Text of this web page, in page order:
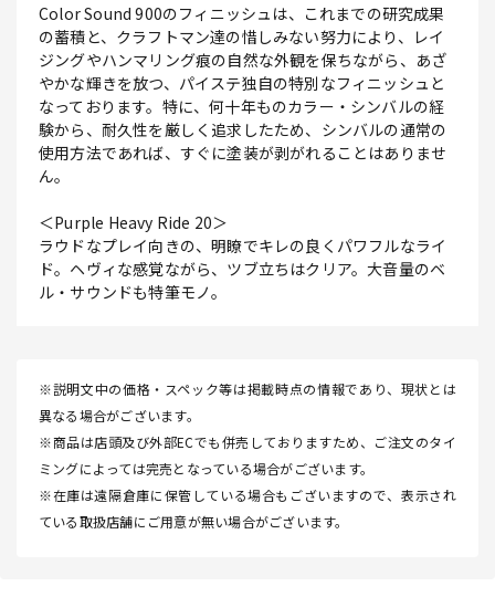
Color Sound 900のフィニッシュは、これまでの研究成果
の蓄積と、クラフトマン達の惜しみない努力により、レイ
ジングやハンマリング痕の自然な外観を保ちながら、あざ
やかな輝きを放つ、パイステ独自の特別なフィニッシュと
なっております。特に、何十年ものカラー・シンバルの経
験から、耐久性を厳しく追求したため、シンバルの通常の
使用方法であれば、すぐに塗装が剥がれることはありませ
ん。
＜Purple Heavy Ride 20＞
ラウドなプレイ向きの、明瞭でキレの良くパワフルなライ
ド。ヘヴィな感覚ながら、ツブ立ちはクリア。大音量のベ
ル・サウンドも特筆モノ。
※説明文中の価格・スペック等は掲載時点の情報であり、現状とは
異なる場合がございます。
※商品は店頭及び外部ECでも併売しておりますため、ご注文のタイ
ミングによっては完売となっている場合がございます。
※在庫は遠隔倉庫に保管している場合もございますので、表示され
ている取扱店舗にご用意が無い場合がございます。